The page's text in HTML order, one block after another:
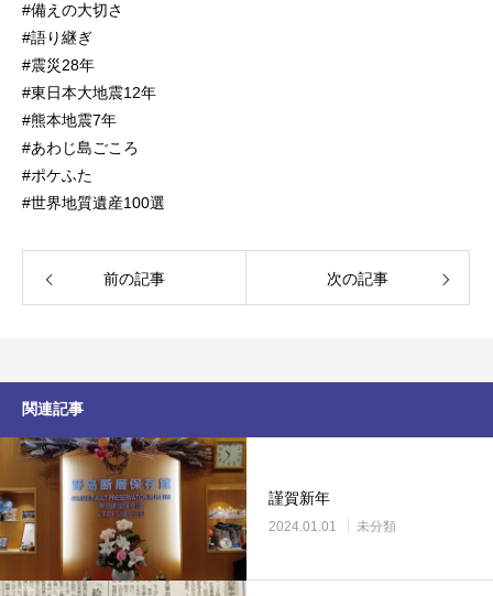
#備えの大切さ
#語り継ぎ
#震災28年
#東日本大地震12年
#熊本地震7年
#あわじ島ごころ
#ポケふた
#世界地質遺産100選
前の記事 次の記事
関連記事
謹賀新年
2024.01.01 未分類